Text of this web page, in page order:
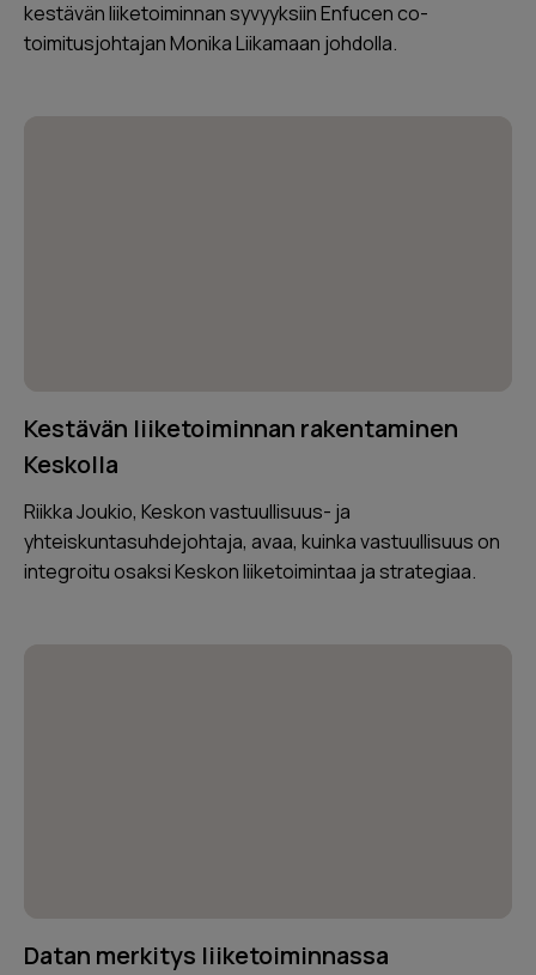
kestävän liiketoiminnan syvyyksiin Enfucen co-
toimitusjohtajan Monika Liikamaan johdolla.
Kestävän liiketoiminnan rakentaminen
Keskolla
Riikka Joukio, Keskon vastuullisuus- ja
yhteiskuntasuhdejohtaja, avaa, kuinka vastuullisuus on
integroitu osaksi Keskon liiketoimintaa ja strategiaa.
Datan merkitys liiketoiminnassa